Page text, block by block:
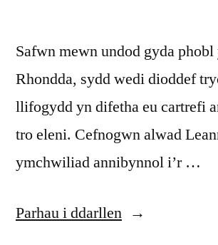
Safwn mewn undod gyda
Rhondda, sydd wedi dioddef
llifogydd yn difetha eu cartrefi
tro eleni. Cefnogwn alwad
ymchwiliad annibynnol i’r …
Parhau i ddarllen “Methiant